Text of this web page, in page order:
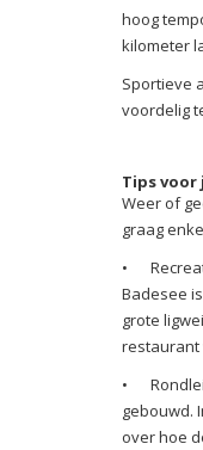
hoog
kilometer
Sportieve
voordelig
Tips voor
Weer of
graag
•
Badesee
grote
restaurant
•
gebouwd.
over hoe